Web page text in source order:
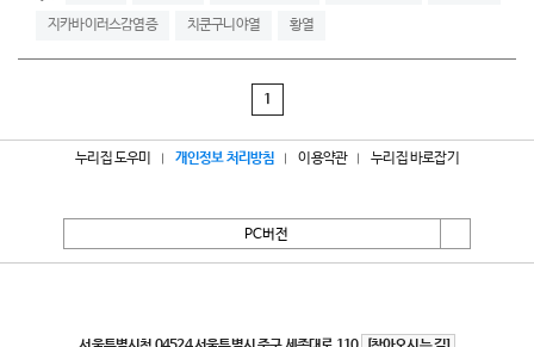
지카바이러스감염증 치쿤구니야열 황열
1
누리집 도우미 개인정보 처리방침 이용약관 누리집 바로잡기
PC버전